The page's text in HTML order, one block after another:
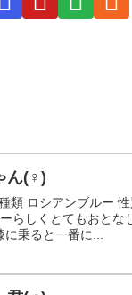
ん(♀)
類 ロシアンブルー
らしくとてもおと
に乗ると一番に...